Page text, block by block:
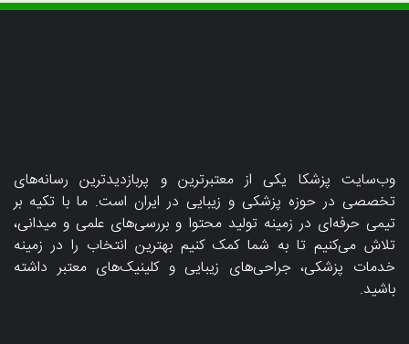
وب‌سایت پزشکا یکی از معتبرترین و پربازدیدترین رسانه‌های
تخصصی در حوزه پزشکی و زیبایی در ایران است. ما با تکیه بر
تیمی حرفه‌ای در زمینه تولید محتوا و بررسی‌های علمی و میدانی،
تلاش می‌کنیم تا به شما کمک کنیم بهترین انتخاب را در زمینه
خدمات پزشکی، جراحی‌های زیبایی و کلینیک‌های معتبر داشته
باشید.